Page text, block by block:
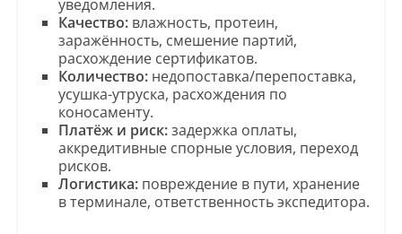
уведомления.
Качество:влажность, протеин,
заражённость, смешение партий,
расхождение сертификатов.
Количество:недопоставка/перепоставка,
усушка-утруска, расхождения по
коносаменту.
Платёж и риск:задержка оплаты,
аккредитивные спорные условия, переход
рисков.
Логистика:повреждение в пути, хранение
в терминале, ответственность экспедитора.